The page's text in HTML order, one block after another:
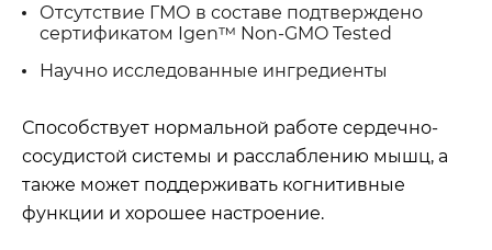
Отсутствие ГМО в составе подтверждено
сертификатом Igen™ Non-GMO Tested
Научно исследованные ингредиенты
Способствует нормальной работе сердечно-
сосудистой системы и расслаблению мышц, а
также может поддерживать когнитивные
функции и хорошее настроение.